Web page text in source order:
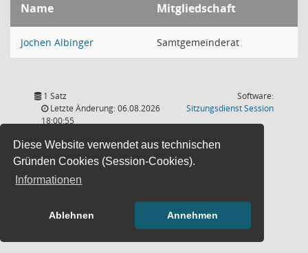
Diese Website verwendet aus technischen
Gründen Cookies (Session-Cookies).
Informationen
Ablehnen Annehmen
Name Mitgliedschaft
Jochen Albinger Samtgemeinderat
1 Satz
Letzte Änderung: 06.08.2026
18:00:55
Software:
SitzungsdienstSession(Wird in